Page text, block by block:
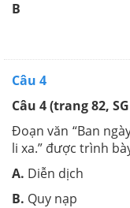
B
Câu 4
Câu 4 (trang 82,
Đoạn văn “Ban
li xa.” được trình
A. Diễn dịch
B. Quy nạp